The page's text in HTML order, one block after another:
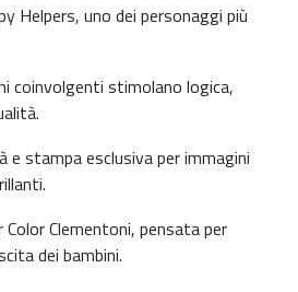
Helpers, uno dei personaggi più
coinvolgenti stimolano logica,
e stampa esclusiva per immagini
Color Clementoni, pensata per
dei bambini.